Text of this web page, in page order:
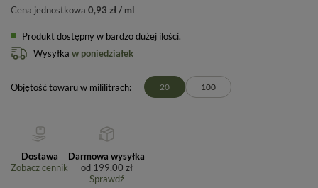
Cena jednostkowa 0,93 zł / ml
Produkt dostępny w bardzo dużej ilości
Wysyłka w poniedziałek
Objętość towaru w mililitrach 20 100
Dostawa
Zobacz cennik
Darmowa wysyłka
od 199,00 zł
Sprawdź